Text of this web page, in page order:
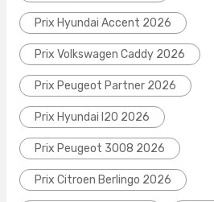
Prix Hyundai Accent 2026
Prix Volkswagen Caddy 2026
Prix Peugeot Partner 2026
Prix Hyundai I20 2026
Prix Peugeot 3008 2026
Prix Citroen Berlingo 2026